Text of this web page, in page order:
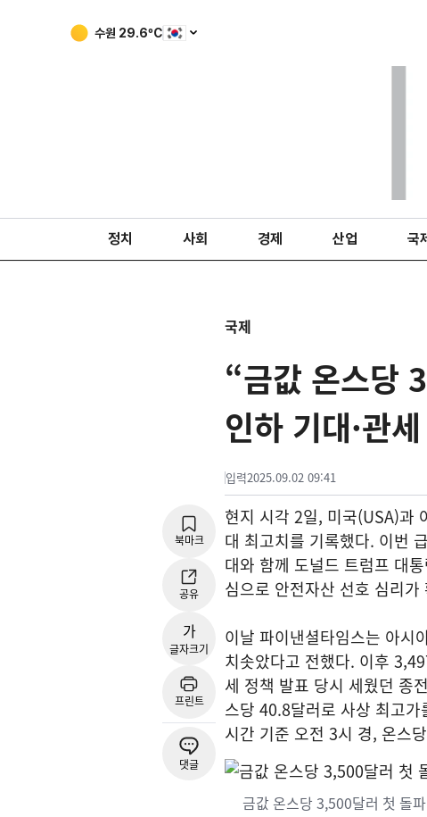
수원 29.6ºC
정치 사회 경제 산업 국
국제
“금값 온스당
인하 기대·관
입력2025.09.02 09:41
북마크
공유
가
글자크기
프린트
댓글
현지 시각 2일, 미국(USA)과
대 최고치를 기록했다. 이번
대와 함께 도널드 트럼프 대
심으로 안전자산 선호 심리가
이날 파이낸셜타임스는 아시
치솟았다고 전했다. 이후
세 정책 발표 당시 세웠던 종
스당 40.8달러로 사상 최고
시간 기준 오전 3시 경, 온스
금값 온스당 3,500달러 첫 돌